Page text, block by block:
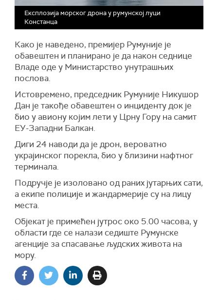
Експлозија морског дрона у румунској луци
Констанца
Како је наведено, премијер Румуније је
обавештен и планирано је да након седнице
Владе оде у Министарство унутрашњих
послова.
Истовремено, председник Румуније Никушор
Дан је такође обавештен о инциденту док је
био у авиону којим лети у Црну Гору на самит
ЕУ-Западни Балкан.
Диги 24 наводи да је дрон, вероватно
украјинског порекла, био у близини нафтног
терминала.
Подручје је изоловано од раних јутарњих сати,
а екипе полиције и жандармерије су на лицу
места.
Објекат је примећен јутрос око 5.00 часова, у
области где се налази седиште Румунске
агенције за спасавање људских живота на
мору.